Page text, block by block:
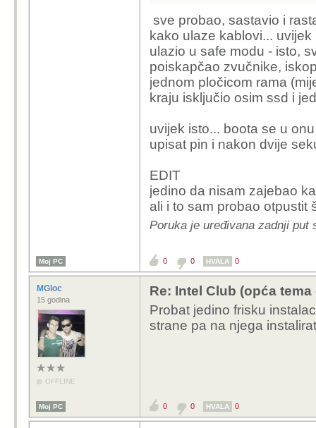
Spoji ponovno
sve probao, sastavio i
kako ulaze kablovi... uvijek
ulazio u safe modu - isto,
poiskapčao zvučnike,
jednom pločicom rama
kraju isključio osim ssd i
uvijek isto... boota se u
upisat pin i nakon dvije
EDIT
jedino da nisam zajebao
ali i to sam probao otpustit
Poruka je uređivana zadnji put
Moj PC 0 0 HVALA 0
MGloc
15 godina
OFFLINE
Re: Intel Club (opća
Probat jedino frisku
strane pa na njega
Moj PC 0 0 HVALA 0